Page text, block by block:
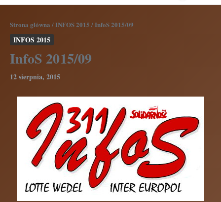
Strona główna /INFOS 2015 /InfoS 2015/09
INFOS 2015
InfoS 2015/09
12 sierpnia, 2015